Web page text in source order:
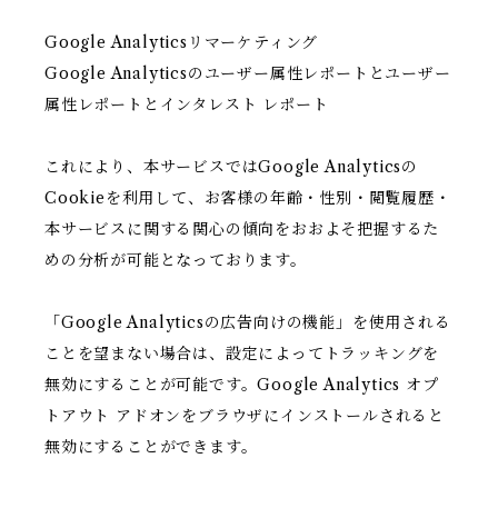
Google Analyticsリマーケティング
Google Analyticsのユーザー属性レポートとユーザー
属性レポートとインタレスト レポート
これにより、本サービスではGoogle Analyticsの
Cookieを利用して、お客様の年齢・性別・閲覧履歴・
本サービスに関する関心の傾向をおおよそ把握するた
めの分析が可能となっております。
「Google Analyticsの広告向けの機能」を使用される
ことを望まない場合は、設定によってトラッキングを
無効にすることが可能です。Google Analytics オプ
トアウト アドオンをブラウザにインストールされると
無効にすることができます。